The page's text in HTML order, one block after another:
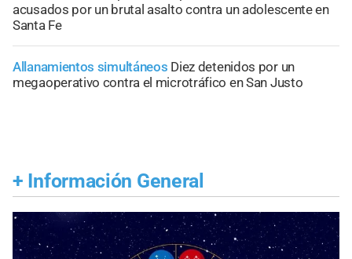
acusados por un brutal asalto contra un adolescente en
Santa Fe
Allanamientos simultáneos Diez detenidos por un
megaoperativo contra el microtráfico en San Justo
+ Información General